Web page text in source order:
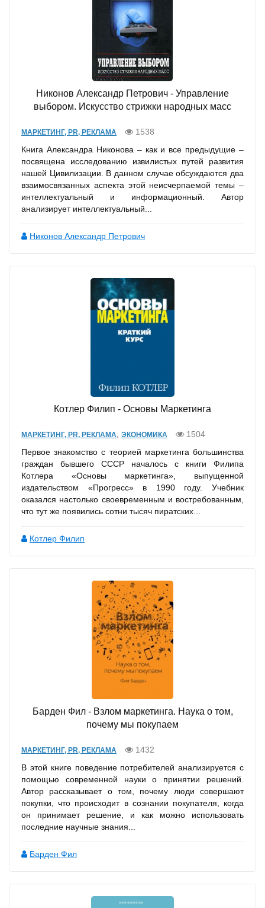
Никонов Александр Петрович - Управление
выбором. Искусство стрижки народных масс
МАРКЕТИНГ, PR, РЕКЛАМА
1538
Книга Александра Никонова – как и все предыдущие –
посвящена исследованию извилистых путей развития
нашей Цивилизации. В данном случае обсуждаются два
взаимосвязанных аспекта этой неисчерпаемой темы –
интеллектуальный и информационный. Автор
анализирует интеллектуальный...
Никонов Александр Петрович
Котлер Филип - Основы Маркетинга
МАРКЕТИНГ, PR, РЕКЛАМА ЭКОНОМИКА
1504
Первое знакомство с теорией маркетинга большинства
граждан бывшего СССР началось с книги Филипа
Котлера «Основы маркетинга», выпущенной
издательством «Прогресс» в 1990 году. Учебник
оказался настолько своевременным и востребованным,
что тут же появились сотни тысяч пиратских...
Котлер Филип
Барден Фил - Взлом маркетинга. Наука о том,
почему мы покупаем
МАРКЕТИНГ, PR, РЕКЛАМА
1432
В этой книге поведение потребителей анализируется с
помощью современной науки о принятии решений.
Автор рассказывает о том, почему люди совершают
покупки, что происходит в сознании покупателя, когда
он принимает решение, и как можно использовать
последние научные знания...
Барден Фил